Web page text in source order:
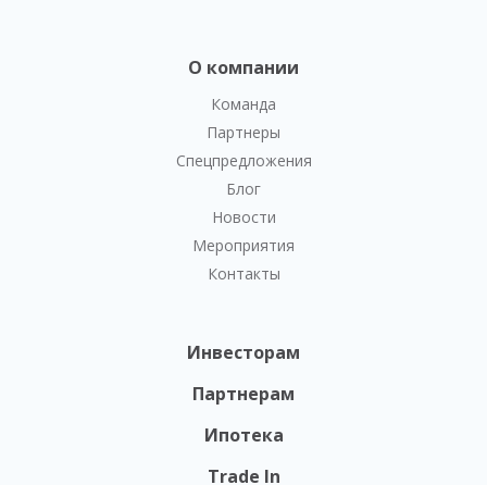
О компании
Команда
Партнеры
Спецпредложения
Блог
Новости
Мероприятия
Контакты
Инвесторам
Партнерам
Ипотека
Trade In